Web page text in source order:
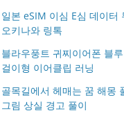
일본 eSIM 이심 E심 데이터
오키나와 링톡
블라우풍트 귀찌이어폰 블
걸이형 이어클립 러닝
골목길에서 헤매는 꿈 해몽
그림 상실 경고 풀이